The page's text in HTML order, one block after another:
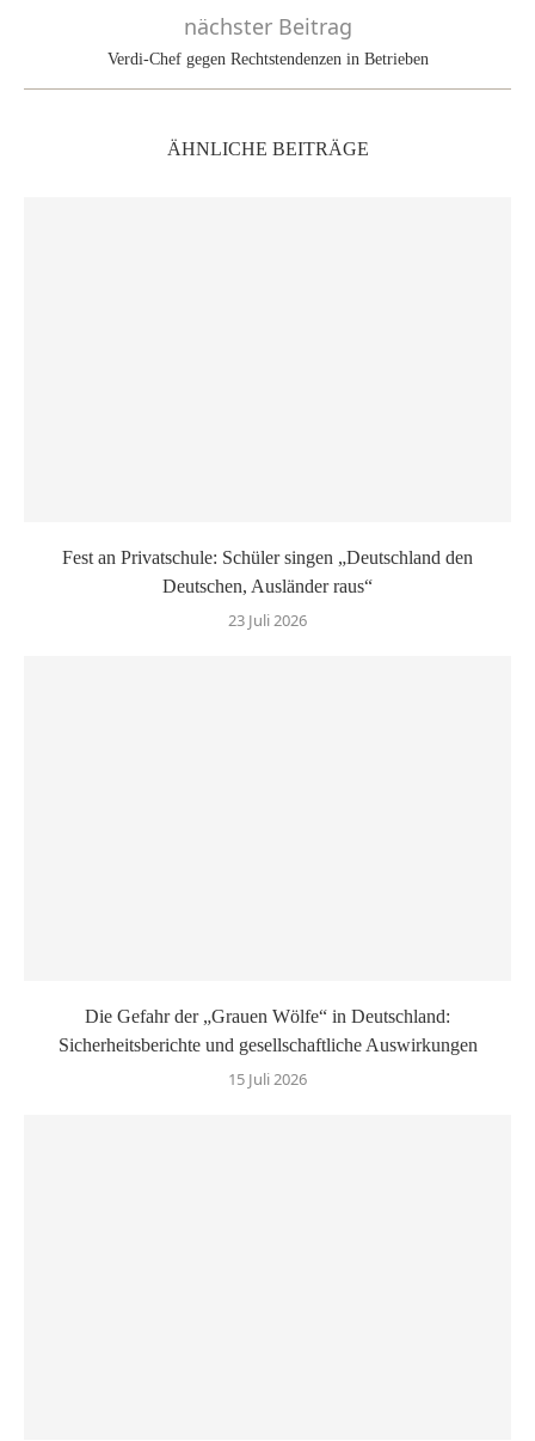
nächster Beitrag
Verdi-Chef gegen Rechtstendenzen in Betrieben
ÄHNLICHE BEITRÄGE
Fest an Privatschule: Schüler singen „Deutschland den
Deutschen, Ausländer raus“
23 Juli 2026
Die Gefahr der „Grauen Wölfe“ in Deutschland:
Sicherheitsberichte und gesellschaftliche Auswirkungen
15 Juli 2026